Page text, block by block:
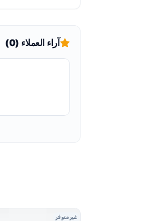
آراء العملاء (0)
غير متوفر